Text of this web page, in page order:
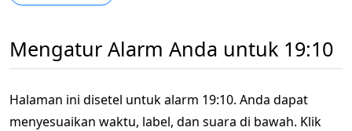
Mengatur Alarm Anda untuk 19:10
Halaman ini disetel untuk alarm 19:10. Anda dapat
menyesuaikan waktu, label, dan suara di bawah. Klik